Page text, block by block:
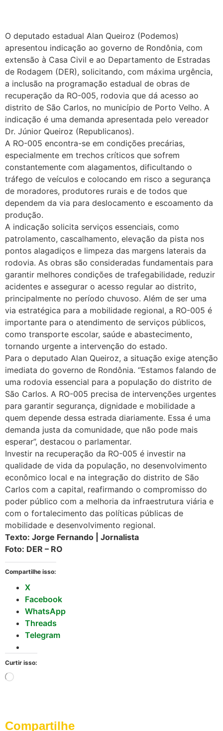
O deputado estadual Alan Queiroz (Podemos)
apresentou indicação ao governo de Rondônia, com
extensão à Casa Civil e ao Departamento de Estradas
de Rodagem (DER), solicitando, com máxima urgência,
a inclusão na programação estadual de obras de
recuperação da RO-005, rodovia que dá acesso ao
distrito de São Carlos, no município de Porto Velho. A
indicação é uma demanda apresentada pelo vereador
Dr. Júnior Queiroz (Republicanos).
A RO-005 encontra-se em condições precárias,
especialmente em trechos críticos que sofrem
constantemente com alagamentos, dificultando o
tráfego de veículos e colocando em risco a segurança
de moradores, produtores rurais e de todos que
dependem da via para deslocamento e escoamento da
produção.
A indicação solicita serviços essenciais, como
patrolamento, cascalhamento, elevação da pista nos
pontos alagadiços e limpeza das margens laterais da
rodovia. As obras são consideradas fundamentais para
garantir melhores condições de trafegabilidade, reduzir
acidentes e assegurar o acesso regular ao distrito,
principalmente no período chuvoso. Além de ser uma
via estratégica para a mobilidade regional, a RO-005 é
importante para o atendimento de serviços públicos,
como transporte escolar, saúde e abastecimento,
tornando urgente a intervenção do estado.
Para o deputado Alan Queiroz, a situação exige atenção
imediata do governo de Rondônia. “Estamos falando de
uma rodovia essencial para a população do distrito de
São Carlos. A RO-005 precisa de intervenções urgentes
para garantir segurança, dignidade e mobilidade a
quem depende dessa estrada diariamente. Essa é uma
demanda justa da comunidade, que não pode mais
esperar”, destacou o parlamentar.
Investir na recuperação da RO-005 é investir na
qualidade de vida da população, no desenvolvimento
econômico local e na integração do distrito de São
Carlos com a capital, reafirmando o compromisso do
poder público com a melhoria da infraestrutura viária e
com o fortalecimento das políticas públicas de
mobilidade e desenvolvimento regional.
Texto: Jorge Fernando | Jornalista
Foto: DER – RO
Compartilhe isso:
X
Facebook
WhatsApp
Threads
Telegram
Curtir isso:
Compartilhe